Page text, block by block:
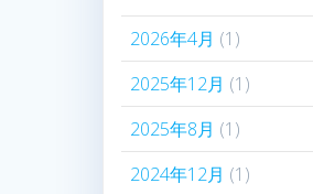
2026年4月 (1)
2025年12月 (1)
2025年8月 (1)
2024年12月 (1)